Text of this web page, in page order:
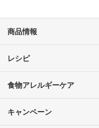
商品情報
レシピ
食物アレルギーケア
キャンペーン